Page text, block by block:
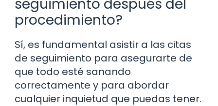
seguimiento después del
procedimiento?
Sí, es fundamental asistir a las citas
de seguimiento para asegurarte de
que todo esté sanando
correctamente y para abordar
cualquier inquietud que puedas tener.